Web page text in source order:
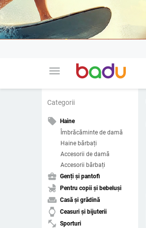
menu
Categorii
local_offer
Haine
Îmbrăcăminte de damă
Haine bărbați
Accesorii de damă
Accesorii bărbați
business_center Genți și pantofi
child_friendly Pentru copii și bebeluși
weekend Casă și grădină
watch Ceasuri și bijuterii
fitness_center Sporturi